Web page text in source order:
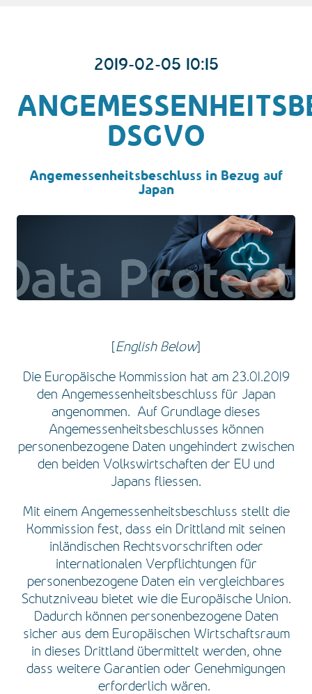
2019-02-05 10:15
DSGVO
Angemessenheitsbeschluss in Bezug auf
Japan
[English Below]
Die Europäische Kommission hat am 23.01.2019
den Angemessenheitsbeschluss für Japan
angenommen. Auf Grundlage dieses
Angemessenheitsbeschlusses können
personenbezogene Daten ungehindert zwischen
den beiden Volkswirtschaften der EU und
Japans fliessen.
Mit einem Angemessenheitsbeschluss stellt die
Kommission fest, dass ein Drittland mit seinen
inländischen Rechtsvorschriften oder
internationalen Verpflichtungen für
personenbezogene Daten ein vergleichbares
Schutzniveau bietet wie die Europäische Union.
Dadurch können personenbezogene Daten
sicher aus dem Europäischen Wirtschaftsraum
in dieses Drittland übermittelt werden, ohne
dass weitere Garantien oder Genehmigungen
erforderlich wären.